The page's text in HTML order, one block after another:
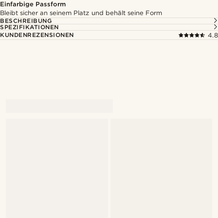
Einfarbige Passform
Bleibt sicher an seinem Platz und behält seine Form
BESCHREIBUNG
SPEZIFIKATIONEN
KUNDENREZENSIONEN
4.8